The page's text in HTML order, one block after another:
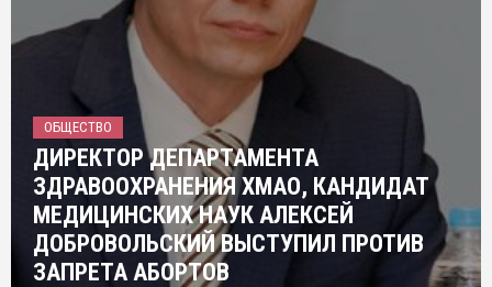
ОБЩЕСТВО
ДИРЕКТОР ДЕПАРТАМЕНТА
ЗДРАВООХРАНЕНИЯ ХМАО, КАНДИДАТ
МЕДИЦИНСКИХ НАУК АЛЕКСЕЙ
ДОБРОВОЛЬСКИЙ ВЫСТУПИЛ ПРОТИВ
ЗАПРЕТА АБОРТОВ